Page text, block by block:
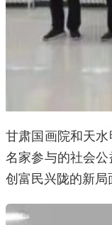
甘肃国画院和天
名家参与的社会
创富民兴陇的新局